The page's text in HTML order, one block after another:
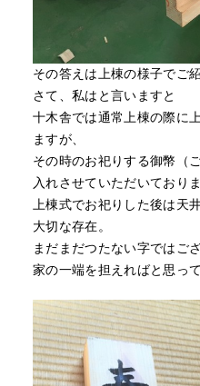
その答えは上棟の様子でご
さて、私はと言いますと
十木舎では通常上棟の際に
ますが、
その時のお祀りする御幣（
入れさせていただいておりま
上棟式でお祀りした後は天
大切な存在。
まだまだつたない字ではご
家の一端を担えればと思っ